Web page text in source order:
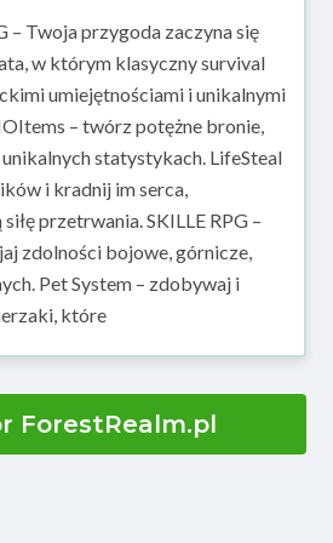
– Twoja przygoda zaczyna się
w którym klasyczny survival
umiejętnościami i unikalnymi
– twórz potężne bronie,
statystykach. LifeSteal
i kradnij im serca,
przetrwania. SKILLE RPG –
zdolności bojowe, górnicze,
Pet System – zdobywaj i
które
ForestRealm.pl